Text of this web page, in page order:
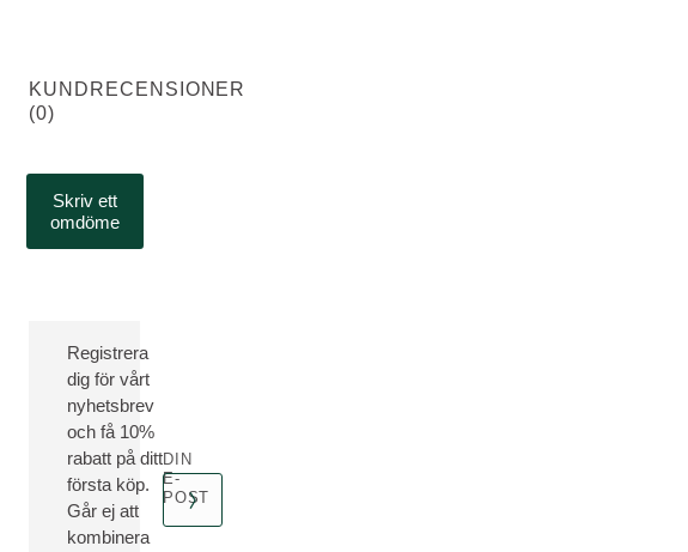
KUNDRECENSIONER
(0)
Skriv ett
omdöme
Registrera
dig för vårt
nyhetsbrev
och få 10%
rabatt på ditt
första köp.
Går ej att
kombinera
DIN
E-
POST